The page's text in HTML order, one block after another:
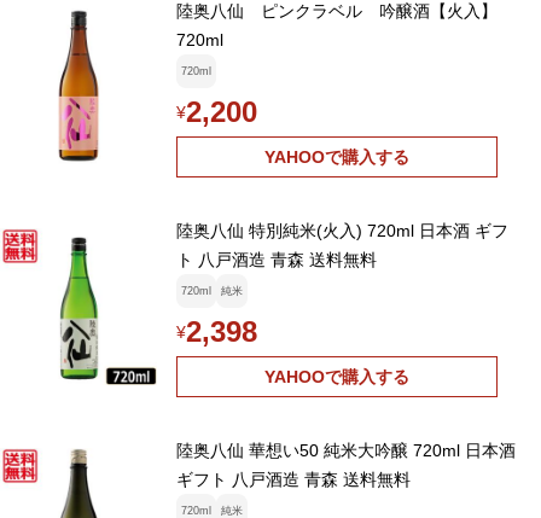
陸奥八仙 ピンクラベル 吟醸酒【火入】
720ml
720ml
¥2,200
YAHOOで購入する
陸奥八仙 特別純米(火入) 720ml 日本酒 ギフ
ト 八戸酒造 青森 送料無料
720ml 純米
¥2,398
YAHOOで購入する
陸奥八仙 華想い50 純米大吟醸 720ml 日本酒
ギフト 八戸酒造 青森 送料無料
720ml 純米